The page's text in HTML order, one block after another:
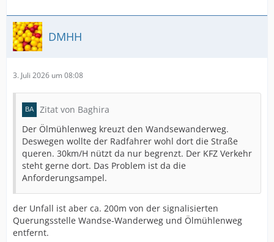
DMHH
3. Juli 2026 um 08:08
Zitat von Baghira
Der Ölmühlenweg kreuzt den Wandsewanderweg.
Deswegen wollte der Radfahrer wohl dort die Straße
queren. 30km/H nützt da nur begrenzt. Der KFZ Verkehr
steht gerne dort. Das Problem ist da die
Anforderungsampel.
der Unfall ist aber ca. 200m von der signalisierten
Querungsstelle Wandse-Wanderweg und Ölmühlenweg
entfernt.